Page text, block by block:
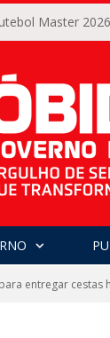
Master 2026
entregar